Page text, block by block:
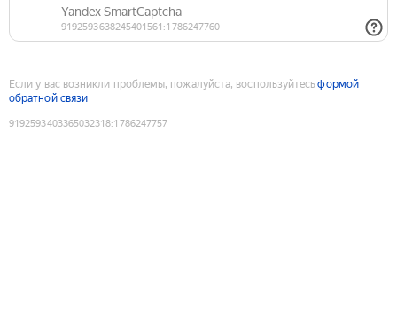
Если у вас возникли проблемы, пожалуйста, воспользуйтесьформой
обратной связи
9192593403365032318:1786247757